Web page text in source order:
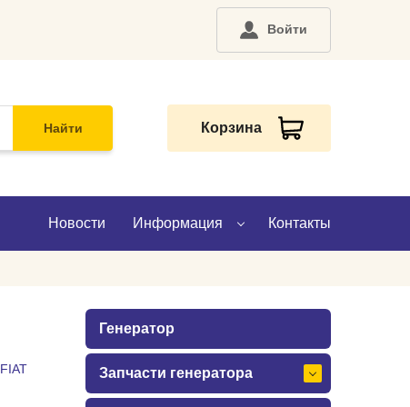
Войти
Найти Корзина
Новости Информация
Доставка
Оплата
Контакты
FIAT
Генератор
Запчасти генератора